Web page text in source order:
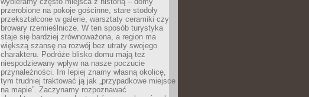
przerobione na pokoje gościnne, stare stodoły
przekształcone w galerie, warsztaty ceramiki czy
browary rzemieślnicze. W ten sposób turystyka
staje się bardziej zrównoważona, a region ma
większą szansę na rozwój bez utraty swojego
charakteru. Podróże blisko domu mają też
niespodziewany wpływ na nasze poczucie
przynależności. Im lepiej znamy własną okolicę,
tym trudniej traktować ją jak „przypadkowe miejsce
na mapie”. Zaczynamy rozpoznawać